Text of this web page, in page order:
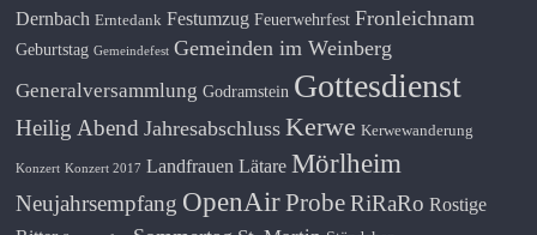
Dernbach Erntedank Festumzug Feuerwehrfest Fronleichnam
Geburtstag Gemeindefest Gemeinden im Weinberg
Generalversammlung Godramstein Gottesdienst
Heilig Abend Jahresabschluss Kerwe Kerwewanderung
Konzert Konzert 2017 Landfrauen Lätare Mörlheim
Neujahrsempfang OpenAirProbe RiRaRo Rostige